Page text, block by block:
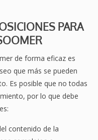
PARA
de forma eficaz es
que más se pueden
Es posible que no todas
por lo que debe
contenido de la